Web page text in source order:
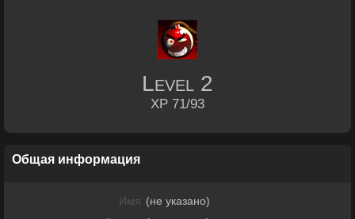
Level 2
XP 71/93
Общая информация
Имя (не указано)